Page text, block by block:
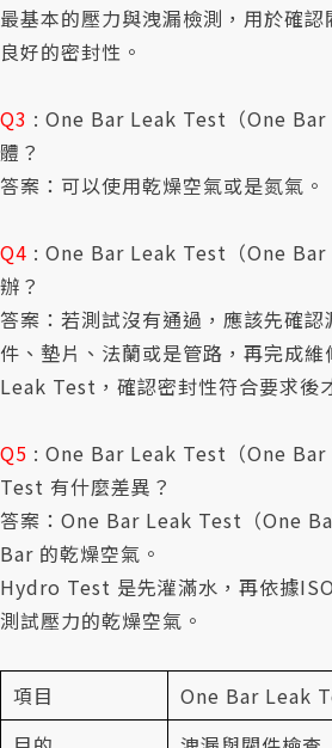
最基本的壓力與洩漏檢測，用於確
良好的密封性。
Q3 : One Bar Leak Test（One
體？
答案：可以使用乾燥空氣或是氮氣。
Q4 : One Bar Leak Test（One Bar
辦？
答案：若測試沒有通過，應該先確
件、墊片、法蘭或是管路，再完成
Leak Test，確認密封性符合要求後
Q5 : One Bar Leak Test（One
Test 有什麼差異？
答案：One Bar Leak Test（One
Bar 的乾燥空氣。
Hydro Test 是先灌滿水，再依據
測試壓力的乾燥空氣。
項目
One Bar Leak